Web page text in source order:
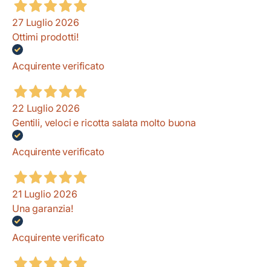
27 Luglio 2026
Ottimi prodotti!
Acquirente verificato
22 Luglio 2026
Gentili, veloci e ricotta salata molto buona
Acquirente verificato
21 Luglio 2026
Una garanzia!
Acquirente verificato